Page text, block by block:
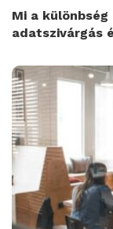
Mi a
adatszivárgás